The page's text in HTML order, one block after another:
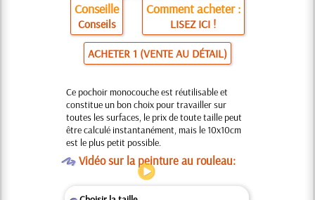
Conseille
Conseils
Comment acheter :
LISEZ ICI !
ACHETER 1 (VENTE AU DÉTAIL)
Ce pochoir monocouche est réutilisable et
constitue un bon choix pour travailler sur
toutes les surfaces, le prix de toute taille peut
être calculé instantanément, mais le 10x10cm
est le plus petit possible.
OVidéo sur la peinture au rouleau: